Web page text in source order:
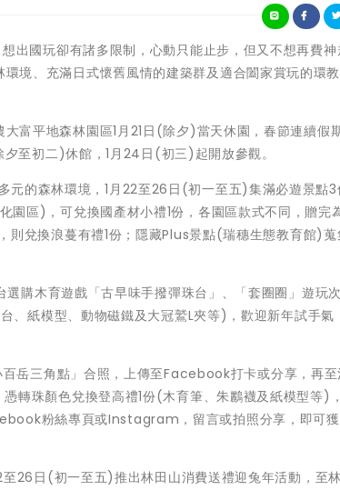
國玩卻有諸多限制，心動只能止步，但又不想再費神
境、充滿日式懷舊風情的建築群及適合闔家賞玩的環
富平地森林園區1月21日(除夕)當天休園，春節連續假
至初二)休館，1月24日(初三)起開放參觀。
的森林環境，1月22至26日(初一至五)集滿必遊景點3
園區)，可兌換國產材小禮1份，各園區款式不同，贈完
兌換浪蔓有禮1份；隱藏Plus景點(瑞穗生態教育館)
購木育遊戲「古早味手撥彈珠台」、「套圈圈」遊玩
紙模型、動物磁鐵及大冠鷲L夾等)，歡迎新年試手氣
岳三角點」合照，上傳至Facebook打卡或分享，再
轉珠顏色兌換登高禮1份(木育筆、朱鸝襪及紙模型等)
粉絲專頁或Instagram，留言或拍照分享，即可
26日(初一至五)推出林田山消費送禮迎兔年活動，至